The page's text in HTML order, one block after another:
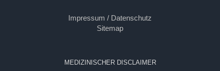
Impressum / Datenschutz
Sitemap
MEDIZINISCHER DISCLAIMER